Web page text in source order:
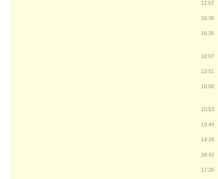
12:57
16:36
16:35
10:07
13:51
10:00
10:53
19:44
14:34
18:42
17:26